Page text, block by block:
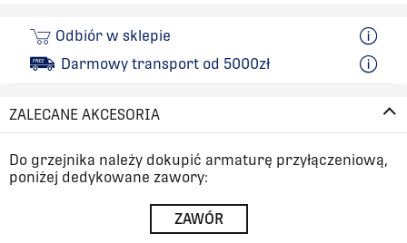
Odbiór w sklepie
Darmowy transport od 5000zł
ZALECANE AKCESORIA
Do grzejnika należy dokupić armaturę przyłączeniową,
poniżej dedykowane zawory:
ZAWÓR